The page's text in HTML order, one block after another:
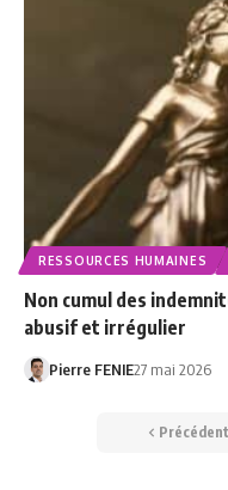
RESSOURCES HUMAINES
Non cumul des
abusif et irrégulier
Pierre FENIE27 mai 2026
Précédent